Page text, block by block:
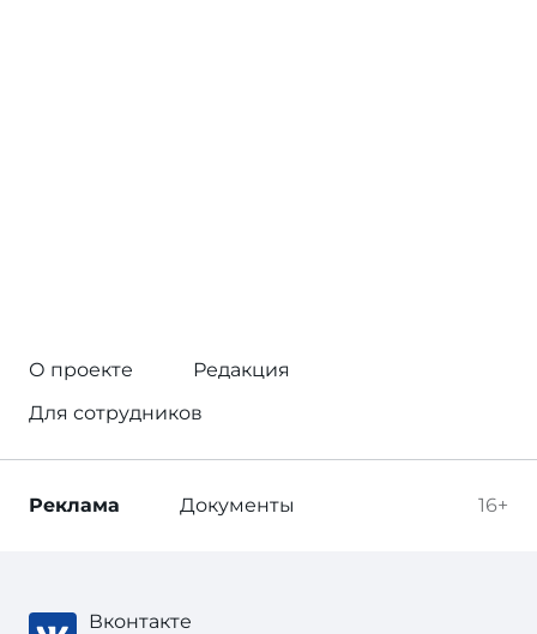
О проекте
Редакция
Для сотрудников
16+
Реклама Документы
Вконтакте